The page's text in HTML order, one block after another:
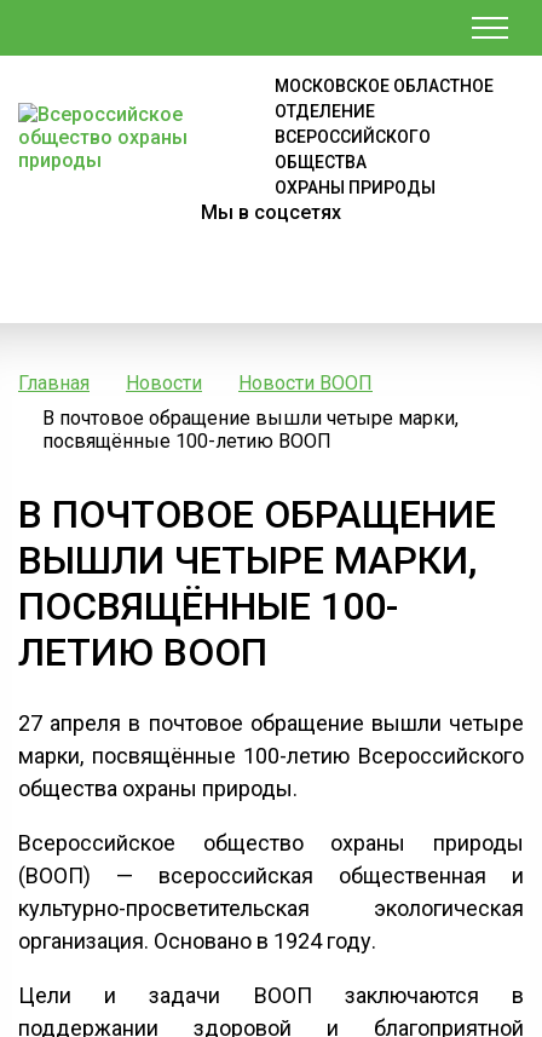
МОСКОВСКОЕ ОБЛАСТНОЕ
ОТДЕЛЕНИЕ
ВСЕРОССИЙСКОГО
ОБЩЕСТВА
ОХРАНЫ ПРИРОДЫ
Мы в соцсетях
Главная Новости
Новости ВООП
В почтовое обращение вышли четыре марки,
посвящённые 100-летию ВООП
В ПОЧТОВОЕ ОБРАЩЕНИЕ
ВЫШЛИ ЧЕТЫРЕ МАРКИ,
ПОСВЯЩЁННЫЕ 100-
ЛЕТИЮ ВООП
27 апреля в почтовое обращение вышли четыре
марки, посвящённые 100-летию Всероссийского
общества охраны природы.
Всероссийское общество охраны природы
(ВООП) — всероссийская общественная и
культурно-просветительская экологическая
организация. Основано в 1924 году.
Цели и задачи ВООП заключаются в
поддержании здоровой и благоприятной